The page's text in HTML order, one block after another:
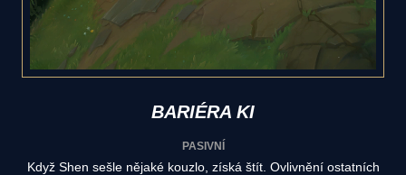
BARIÉRA KI
PASIVNÍ
Když Shen sešle nějaké kouzlo, získá štít. Ovlivnění ostatních